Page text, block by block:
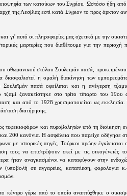
των κατοίκων του Σιγρίου. Ωστόσο ήδη από
της Λεσβίας εστί κατά Σίγριον το προς άρκτον
γι' αυτό οι πληροφορίες μας σχετικά με την
μαρτυρίες που διαθέτουμε για την περιοχή
οθωμανικού στόλου Σουλεϊμάν πασά,
διασφαλιστεί η ομαλή διακίνηση των
πασά οφείλεται και η ανέγερση
ξανακτίστηκε στο τρίτο τέταρτο του 19ου
και από το 1928 χρησιμοποιείται ως εκκλησία.
διατήρησης.
τυφεκιοφόρων και πυροβολητών υπό τη διοίκηση
200 κανόνια. Η ασφάλεια που παρείχε οδήγησε
με ιστορικές πηγές, Τούρκοι πρώην έγκλειστοι
τους να επιστρέψουν εκεί με τις οικογένειές
ήταν αναγκασμένοι να καταφύγουν στην
(υποβολή σε αγγαρείες, καταπίεση, φορολογία
κέντρο γύρω από το οποίο αναπτύχθηκε ο